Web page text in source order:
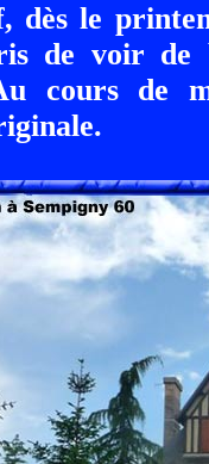
dès le
de voir de
cours de